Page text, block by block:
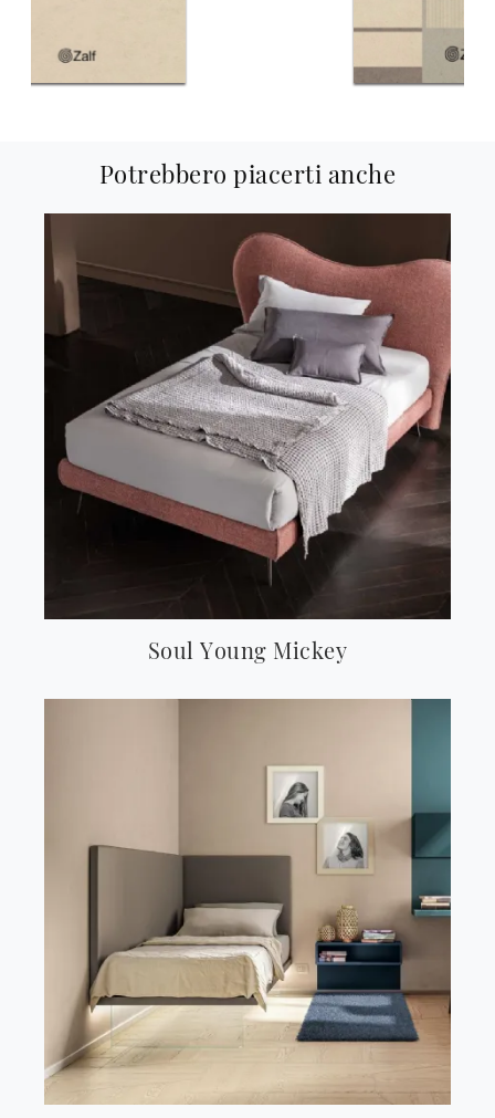
Potrebbero piacerti anche
Soul Young Mickey